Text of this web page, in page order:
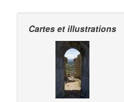
Cartes et illustrations